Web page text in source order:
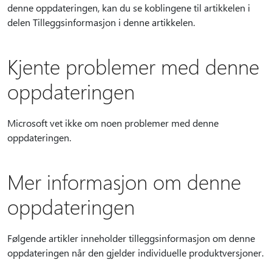
denne oppdateringen, kan du se koblingene til artikkelen i
delen Tilleggsinformasjon i denne artikkelen.
Kjente problemer med denne
oppdateringen
Microsoft vet ikke om noen problemer med denne
oppdateringen.
Mer informasjon om denne
oppdateringen
Følgende artikler inneholder tilleggsinformasjon om denne
oppdateringen når den gjelder individuelle produktversjoner.